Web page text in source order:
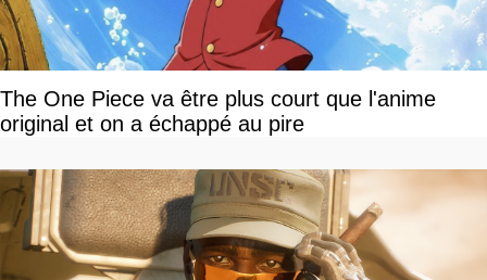
The One Piece va être plus court que l'anime
original et on a échappé au pire